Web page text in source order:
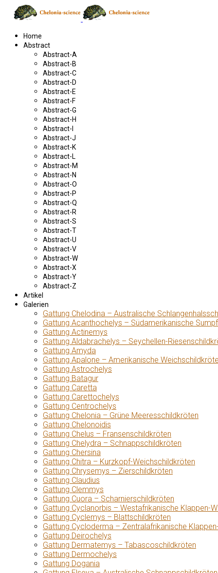
Home
Abstract
Abstract-A
Abstract-B
Abstract-C
Abstract-D
Abstract-E
Abstract-F
Abstract-G
Abstract-H
Abstract-I
Abstract-J
Abstract-K
Abstract-L
Abstract-M
Abstract-N
Abstract-O
Abstract-P
Abstract-Q
Abstract-R
Abstract-S
Abstract-T
Abstract-U
Abstract-V
Abstract-W
Abstract-X
Abstract-Y
Abstract-Z
Artikel
Galerien
Gattung Chelodina – Australische
Gattung Acanthochelys – Südamerikanische
Gattung Actinemys
Gattung Aldabrachelys – Seychellen-
Gattung Amyda
Gattung Apalone – Amerikanische
Gattung Astrochelys
Gattung Batagur
Gattung Caretta
Gattung Carettochelys
Gattung Centrochelys
Gattung Chelonia – Grüne Meeresschildkröten
Gattung Chelonoidis
Gattung Chelus – Fransenschildkröten
Gattung Chelydra – Schnappschildkröten
Gattung Chersina
Gattung Chitra – Kurzkopf-Weichschildkröten
Gattung Chrysemys – Zierschildkröten
Gattung Claudius
Gattung Clemmys
Gattung Cuora – Scharnierschildkröten
Gattung Cyclanorbis – Westafrikanische Klappen-
Gattung Cyclemys – Blattschildkröten
Gattung Cycloderma – Zentralafrikanische
Gattung Deirochelys
Gattung Dermatemys – Tabascoschildkröten
Gattung Dermochelys
Gattung Dogania